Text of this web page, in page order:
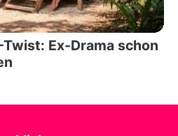
Ex-Drama schon